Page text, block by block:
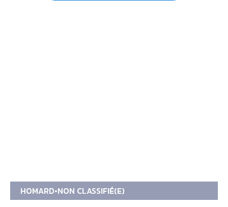
HOMARD NON CLASSIFIÉ(E)